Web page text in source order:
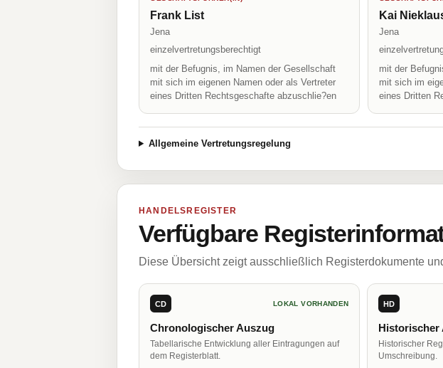
Frank List
Jena
einzelvertretungsberechtigt
mit der Befugnis, im Namen der Gesellschaft
mit sich im eigenen Namen oder als Vertreter
eines Dritten Rechtsgeschafte abzuschlie?en
Kai
Jena
mit der
mit sich im
eines Dritten
Allgemeine Vertretungsregelung
HANDELSREGISTER
Verfügbare
Diese Übersicht zeigt ausschließlich Registerdokumente
CD LOKAL VORHANDEN
Chronologischer Auszug
Tabellarische Entwicklung aller Eintragungen auf
dem Registerblatt.
HD
Historischer
Historischer
Umschreibung.